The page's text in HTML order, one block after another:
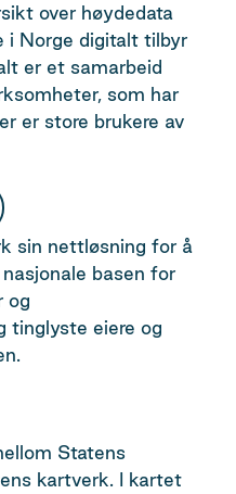
over høydedata
i Norge digitalt tilbyr
er et samarbeid
som har
er store brukere av
sin nettløsning for å
basen for
og
tinglyste eiere og
Statens
kartverk. I kartet